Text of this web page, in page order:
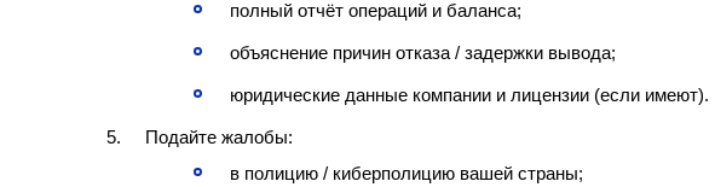
полный отчёт операций и баланса;
объяснение причин отказа / задержки вывода;
юридические данные компании и лицензии (если имеют).
Подайте жалобы:
в полицию / киберполицию вашей страны;